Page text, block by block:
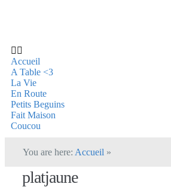
Accueil
A Table <3
La Vie
En Route
Petits Beguins
Fait Maison
Coucou
You are here: Accueil »
platjaune